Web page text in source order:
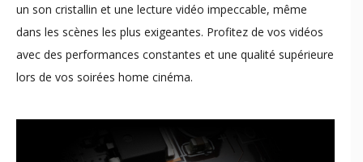
un son cristallin et une lecture vidéo impeccable, même
dans les scènes les plus exigeantes. Profitez de vos vidéos
avec des performances constantes et une qualité supérieure
lors de vos soirées home cinéma.